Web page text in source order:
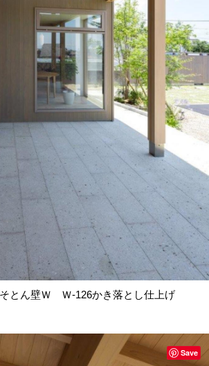
とん壁Ｗ Ｗ-126かき落とし仕上げ
Save